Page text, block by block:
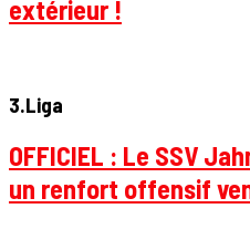
extérieur !
3.Liga
OFFICIEL : Le SSV
un renfort offensif